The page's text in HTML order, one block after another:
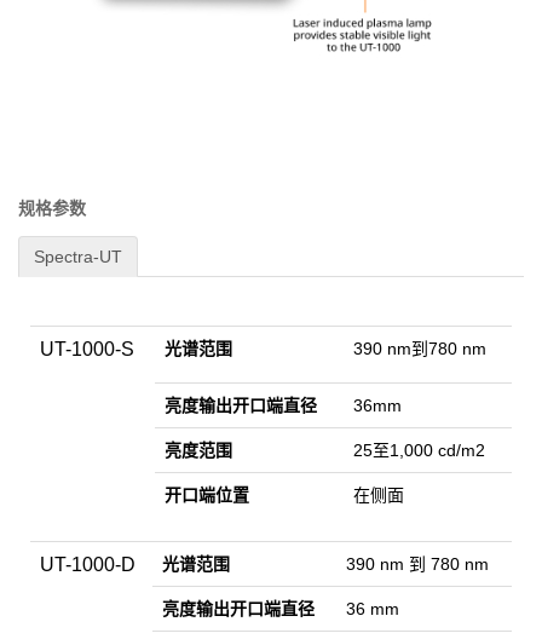
规格参数
Spectra-UT
UT-1000-S 光谱范围 390 nm到780 nm
亮度输出开口端直径 36mm
亮度范围 25至1,000 cd/m2
开口端位置 在侧面
UT-1000-D 光谱范围 390 nm 到 780 nm
亮度输出开口端直径 36 mm